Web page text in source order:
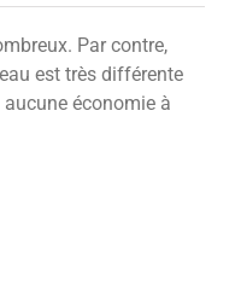
Par contre,
est très différente
aucune économie à